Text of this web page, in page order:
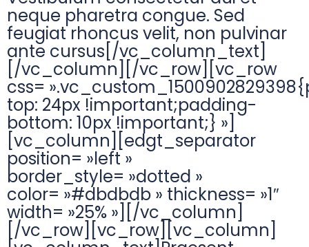
neque pharetra congue. Sed
feugiat rhoncus velit, non pulvinar
ante cursus[/vc_column_text]
[/vc_column][/vc_row][vc_row
css=
top: 24px !important;padding-
bottom: 10px !important;} »]
[vc_column][edgt_separator
position= »left »
border_style= »dotted »
color= »#dbdbdb » thickness= »1″
width= »25% »][/vc_column]
[/vc_row][vc_row][vc_column]